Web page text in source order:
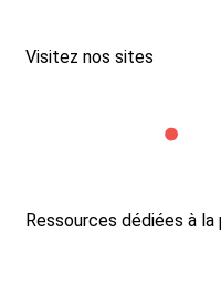
Visitez nos sites
Ressources dédiées à